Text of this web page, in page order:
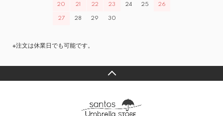
20 21 22 23 24 25 26
27 28 29 30
※注文は休業日でも可能です。